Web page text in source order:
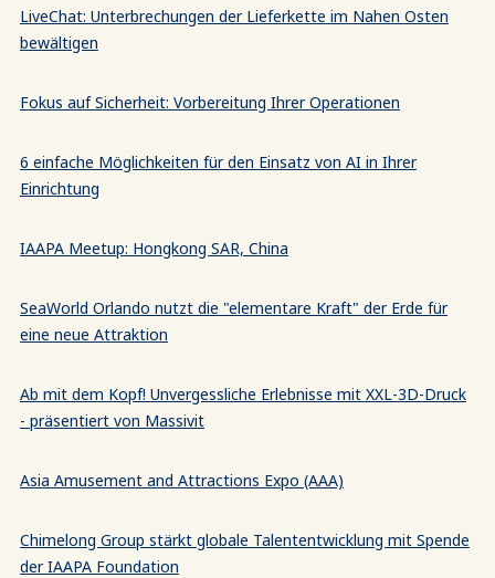
LiveChat: Unterbrechungen der Lieferkette im Nahen Osten
bewältigen
Fokus auf Sicherheit: Vorbereitung Ihrer Operationen
6 einfache Möglichkeiten für den Einsatz von AI in Ihrer
Einrichtung
IAAPA Meetup: Hongkong SAR, China
SeaWorld Orlando nutzt die "elementare Kraft" der Erde für
eine neue Attraktion
Ab mit dem Kopf! Unvergessliche Erlebnisse mit XXL-3D-Druck
- präsentiert von Massivit
Asia Amusement and Attractions Expo (AAA)
Chimelong Group stärkt globale Talententwicklung mit Spende
der IAAPA Foundation